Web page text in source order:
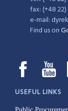
fax: (+48
e-mail:
Find us on
USEFUL LINKS